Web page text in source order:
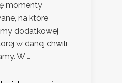
momenty
na które
dodatkowej
w danej chwili
W …